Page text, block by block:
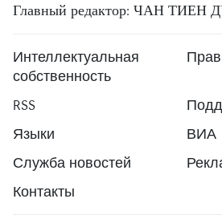
Главный редактор: ЧАН ТИЕН
Интеллектуальная
собственность
RSS
Языки
ВИА
Служба новостей
Контакты